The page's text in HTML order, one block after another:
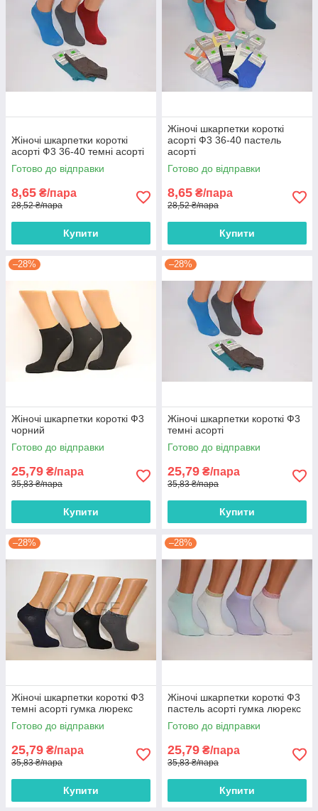
Жіночі шкарпетки короткі
асорті Ф3 36-40 темні асорті
Готово до відправки
8,65 ₴/пара
28,52 ₴/пара
Купити
Жіночі шкарпетки короткі
асорті Ф3 36-40 пастель
асорті
Готово до відправки
8,65 ₴/пара
28,52 ₴/пара
Купити
–28%
Жіночі шкарпетки короткі Ф3
чорний
Готово до відправки
25,79 ₴/пара
35,83 ₴/пара
Купити
–28%
Жіночі шкарпетки короткі Ф3
темні асорті
Готово до відправки
25,79 ₴/пара
35,83 ₴/пара
Купити
–28%
Жіночі шкарпетки короткі Ф3
темні асорті гумка люрекс
Готово до відправки
25,79 ₴/пара
35,83 ₴/пара
Купити
–28%
Жіночі шкарпетки короткі Ф3
пастель асорті гумка люрекс
Готово до відправки
25,79 ₴/пара
35,83 ₴/пара
Купити